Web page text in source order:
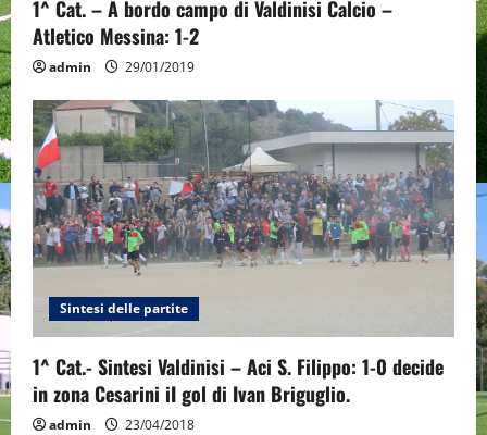
1^ Cat. – A bordo campo di Valdinisi Calcio –
Atletico Messina: 1-2
admin 29/01/2019
Sintesi delle partite
1^ Cat.- Sintesi Valdinisi – Aci S. Filippo: 1-0 decide
in zona Cesarini iI gol di Ivan Briguglio.
admin 23/04/2018